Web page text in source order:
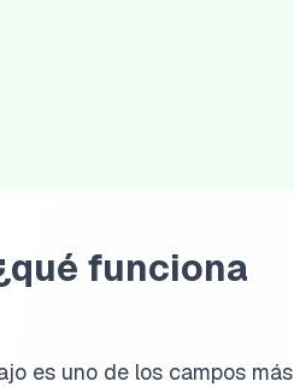
funciona
es uno de los campos más